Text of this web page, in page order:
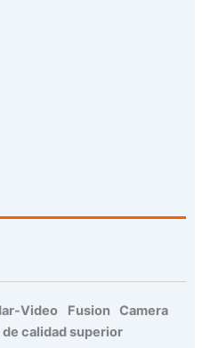
Video Fusion Camera
calidad superior